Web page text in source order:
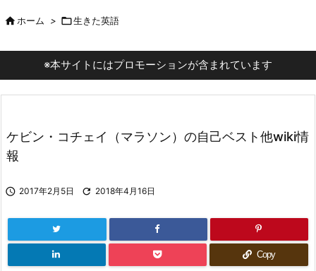

ホーム > 生きた英語
※本サイトにはプロモーションが含まれています
ケビン・コチェイ（マラソン）の自己ベスト他wiki情
報
 2017年2月5日  2018年4月16日
Copy